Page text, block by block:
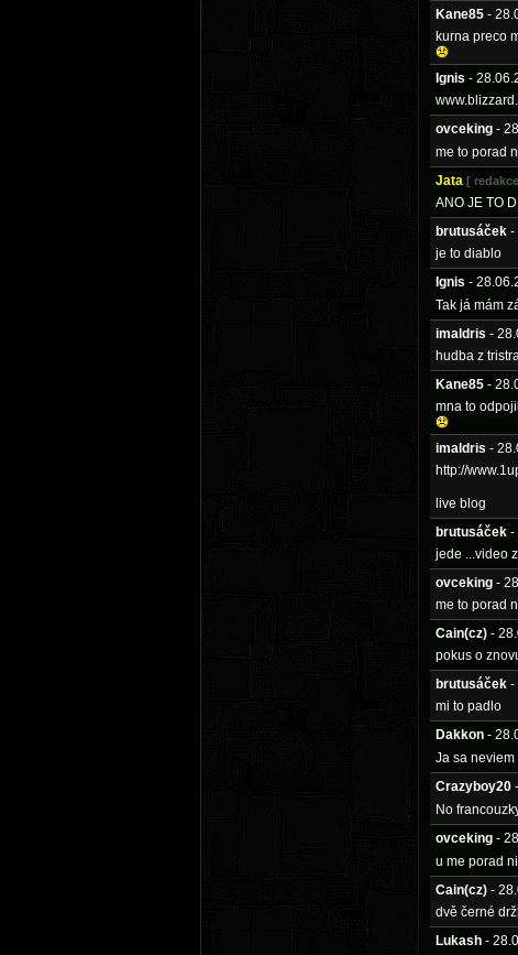
Kane85 -
kurna preco
Ignis -
ovceking -
me to porad
Jata [
ANO JE TO
brutusáček -
je to diablo
Ignis -
Tak já mám
imaldris -
hudba z
Kane85 -
mna to
imaldris -
http://
live blog
brutusáček -
jede ...video
ovceking -
me to porad
Cain(cz) -
pokus o
brutusáček -
mi to padlo
Dakkon -
Ja sa neviem
Crazyboy20
No
ovceking -
u me porad
Cain(cz) -
dvě černé
Lukash -